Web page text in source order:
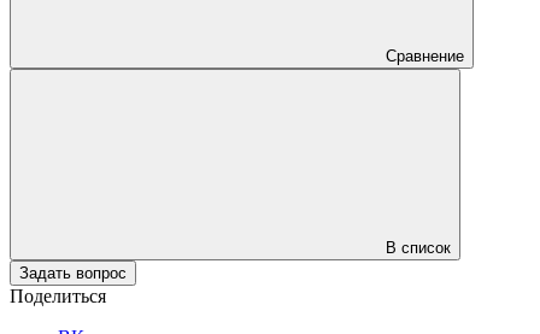
Сравнение
В список
Задать вопрос
Поделиться